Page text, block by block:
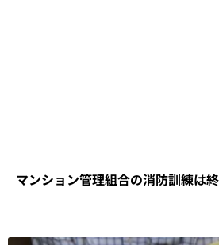
マンション管理組合の消防訓練は